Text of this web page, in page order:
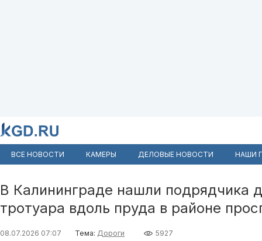
ВСЕ НОВОСТИ КАМЕРЫ ДЕЛОВЫЕ НОВОСТИ НАШИ
В Калининграде нашли подрядчика
тротуара вдоль пруда в районе
08.07.2026 07:07 Тема: Дороги 5927